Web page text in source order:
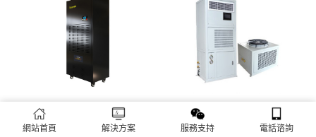
TLX-C240防爆好色先生在线播放 風冷恒溫恒濕機組
網站首頁 解決方案 服務支持 電話谘詢